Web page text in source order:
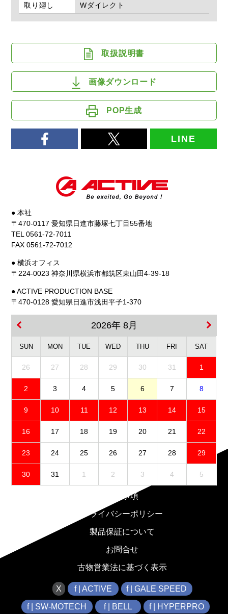
取り廻し
Wダイレクト
取扱説明書
画像ダウンロード
POP生成
LINE
● 本社
〒470-0117 愛知県日進市藤塚七丁目55番地
TEL 0561-72-7011
FAX 0561-72-7012
● 横浜オフィス
〒224-0023 神奈川県横浜市都筑区東山田4-39-18
● ACTIVE PRODUCTION BASE
〒470-0128 愛知県日進市浅田平子1-370
2026年 8月
SUN MON TUE WED THU FRI SAT
26 27 28 29 30 31 1
2 3 4 5 6 7 8
9 10 11 12 13 14 15
16 17 18 19 20 21 22
23 24 25 26 27 28 29
30 31 1 2 3 4 5
免責事項
プライバシーポリシー
製品保証について
お問合せ
古物営業法に基づく表示
X f | ACTIVE f | GALE SPEED
f | SW-MOTECH f | BELL f | HYPERPRO